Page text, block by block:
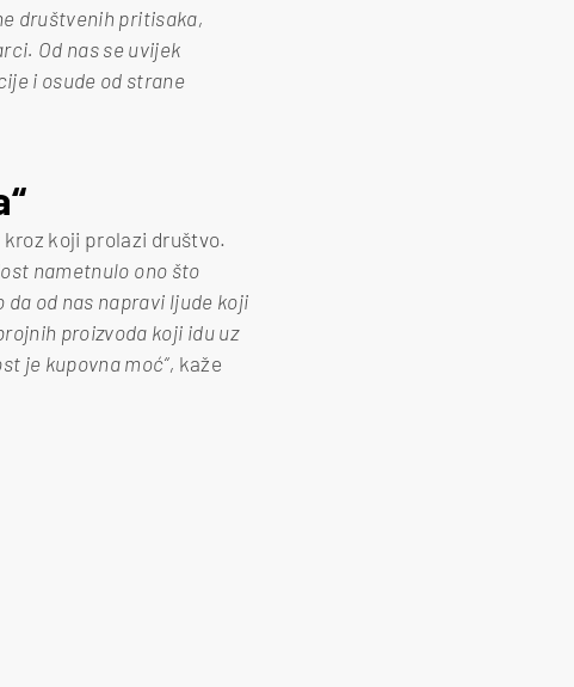
društvenih pritisaka,
Od nas se uvijek
i osude od strane
koji prolazi društvo.
nametnulo ono što
od nas napravi ljude koji
proizvoda koji idu uz
je kupovna moć“, kaže